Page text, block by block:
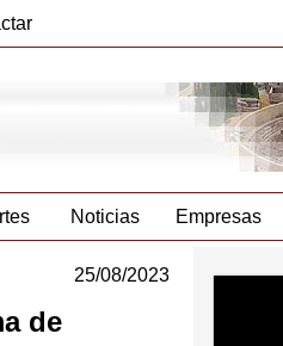
Noticias Empresas
25/08/2023
de